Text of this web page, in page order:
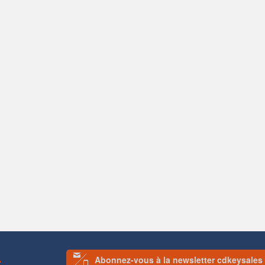
Abonnez-vous à la newsletter cdkeysales